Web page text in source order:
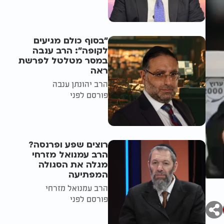
"בסוף כולם מגיעים
לקופה": הרב ענבה
במסר מטלטל לפרשת
ראה
הרב יהונתן ענבה
פורסם לפני
רוצים שפע ופרנסה?
הרב עמנואל מזרחי
מגלה את הסגולה
המפתיעה
הרב עמנואל מזרחי
פורסם לפני